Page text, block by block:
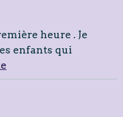
heure . Je
enfants qui